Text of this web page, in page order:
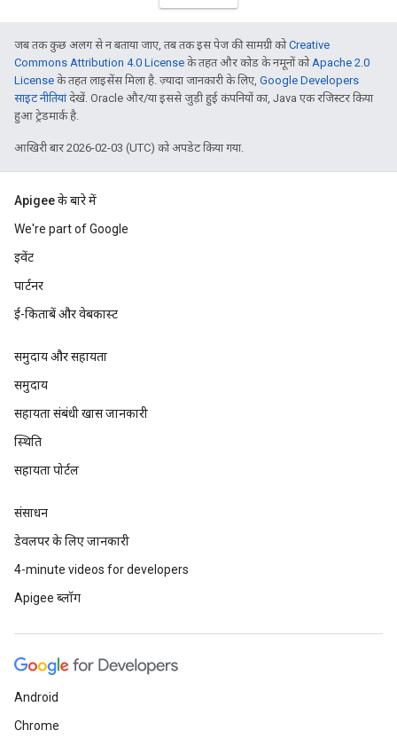
जब तक कुछ अलग से न बताया जाए, तब तक इस पेज की सामग्री कोCreative
Commons Attribution 4.0 License के तहत और कोड के नमूनों कोApache 2.0
License के तहत लाइसेंस मिला है. ज़्यादा जानकारी के लिए, Google Developers
साइट नीतियांदेखें. Oracle और/या इससे जुड़ी हुई कंपनियों का, Java एक रजिस्टर किया
हुआ ट्रेडमार्क है.
आखिरी बार 2026-02-03 (UTC) को अपडेट किया गया.
Apigee के बारे में
We're part of Google
इवेंट
पार्टनर
ई-किताबें और वेबकास्ट
समुदाय और सहायता
समुदाय
सहायता संबंधी खास जानकारी
स्थिति
सहायता पोर्टल
संसाधन
डेवलपर के लिए जानकारी
4-minute videos for developers
Apigee ब्लॉग
Android
Chrome